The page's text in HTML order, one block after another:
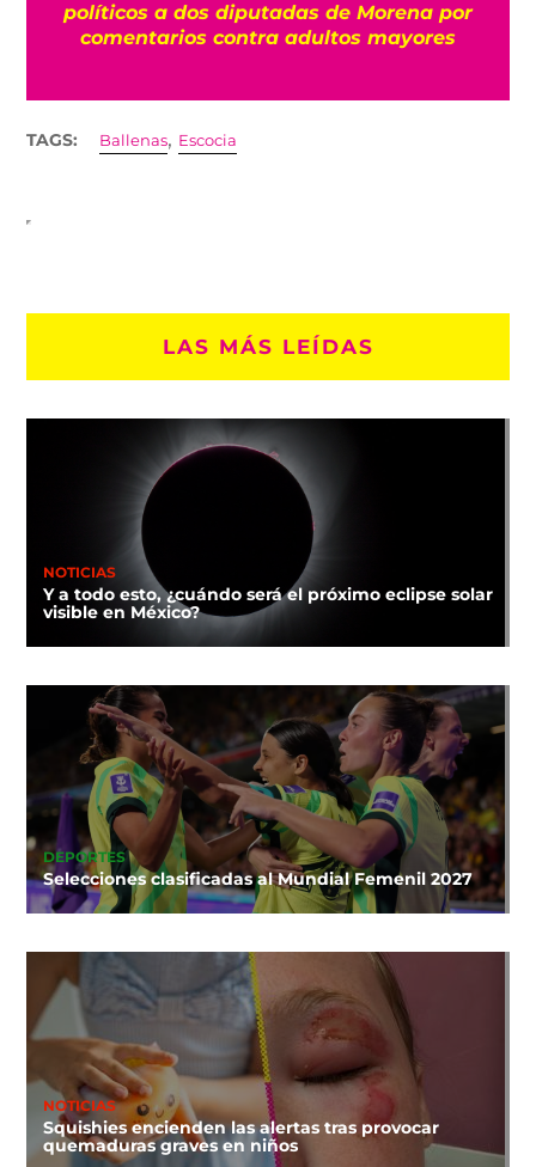
políticos a dos diputadas de Morena por
comentarios contra adultos mayores
TAGS: Ballenas, Escocia
LAS MÁS LEÍDAS
NOTICIAS
Y a todo esto, ¿cuándo será el próximo eclipse solar
visible en México?
DEPORTES
Selecciones clasificadas al Mundial Femenil 2027
NOTICIAS
Squishies encienden las alertas tras provocar
quemaduras graves en niños